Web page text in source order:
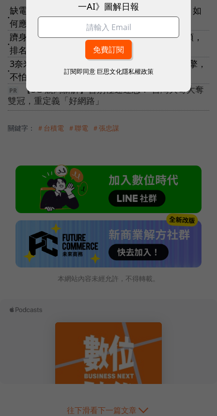
●
缺電、洪水都準備好了！晶圓代工龍頭台積電，如
何應對氣候變遷的不定時炸彈？
●
躋身全球市值第10大！台積電穩居晶圓代工龍頭，
排名緊追特斯拉
●
3奈米爭霸戰開打！台積電先進製程＋封裝雙引擎，
不怕三星彎道超車
【5G 競局新解】告別極速迷思！ 台灣大哥大奪
雙冠，重定義「好網路」
關鍵字： ＃台積電 ＃聯電 ＃張忠謀
本網站內容未經允許，不得轉載。
往下滑看下一篇文章
一AI》圖解日報
訂閱即同意 巨思文化隱私權政策